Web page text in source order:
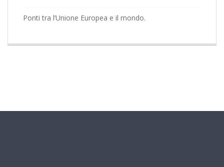
Ponti tra l’Unione Europea e il mondo.